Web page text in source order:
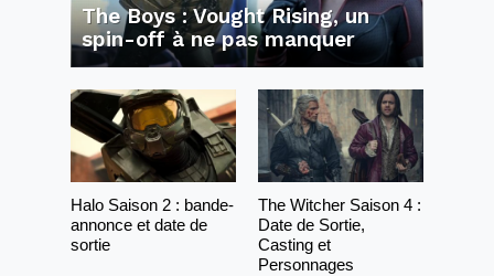
The Boys : Vought Rising, un
spin-off à ne pas manquer
Halo Saison 2 : bande-
annonce et date de
sortie
The Witcher Saison 4 :
Date de Sortie,
Casting et
Personnages